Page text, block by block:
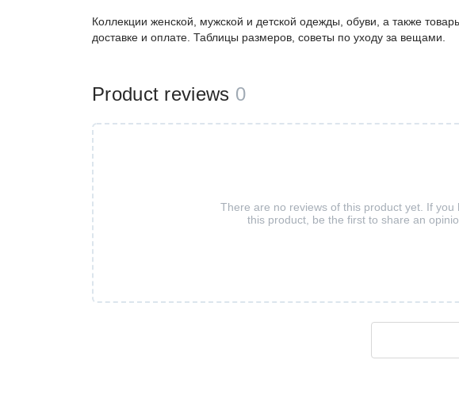
Коллекции женской, мужской и детской одежды, обуви, а также
доставке и оплате. Таблицы размеров, советы по уходу за вещами.
Product reviews 0
There are no reviews of this product yet. If you
this product, be the first to share an